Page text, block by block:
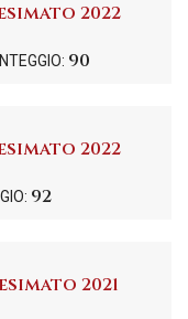
2022
90
2022
92
2021